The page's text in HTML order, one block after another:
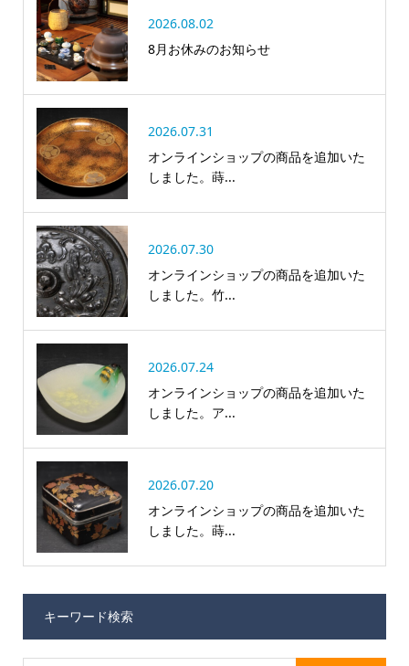
2026.08.02
8月お休みのお知らせ
2026.07.31
オンラインショップの商品を追加いた
しました。蒔...
2026.07.30
オンラインショップの商品を追加いた
しました。竹...
2026.07.24
オンラインショップの商品を追加いた
しました。ア...
2026.07.20
オンラインショップの商品を追加いた
しました。蒔...
キーワード検索